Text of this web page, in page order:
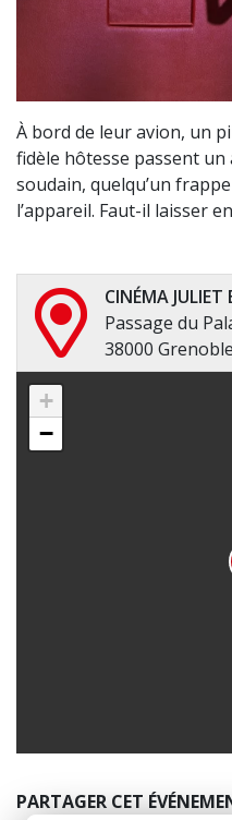
À bord de leur avion, un
fidèle hôtesse passent
soudain, quelqu’un
l’appareil. Faut-il laisser
CINÉMA JULIET
Passage du
38000 Grenoble
+
−
PARTAGER CET